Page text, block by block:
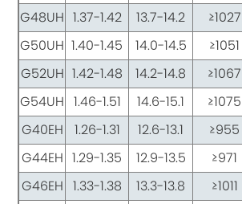
G48UH 1.37-1.42 13.7-14.2 ≥1027
G50UH 1.40-1.45 14.0-14.5 ≥1051
G52UH 1.42-1.48 14.2-14.8 ≥1067
G54UH 1.46-1.51 14.6-15.1 ≥1075
G40EH
1.26-1.31 12.6-13.1 ≥955
G44EH 1.29-1.35 12.9-13.5 ≥971
G46EH 1.33-1.38 13.3-13.8 ≥1011